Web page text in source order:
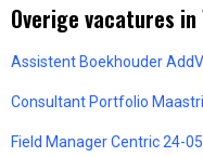
Overige vacatures in
Assistent Boekhouder
Consultant Portfolio
Field Manager Centric 24-